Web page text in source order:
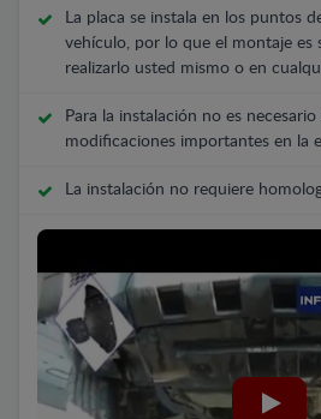
La placa se instala en los puntos
vehículo, por lo que el montaje es
realizarlo usted mismo o en
Para la instalación no es
modificaciones importantes en la
La instalación no requiere